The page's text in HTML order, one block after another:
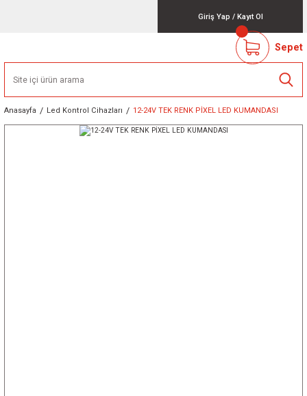
Giriş Yap / Kayıt Ol
Sepet
Anasayfa Led Kontrol Cihazları 12-24V TEK RENK PİXEL LED KUMANDASI